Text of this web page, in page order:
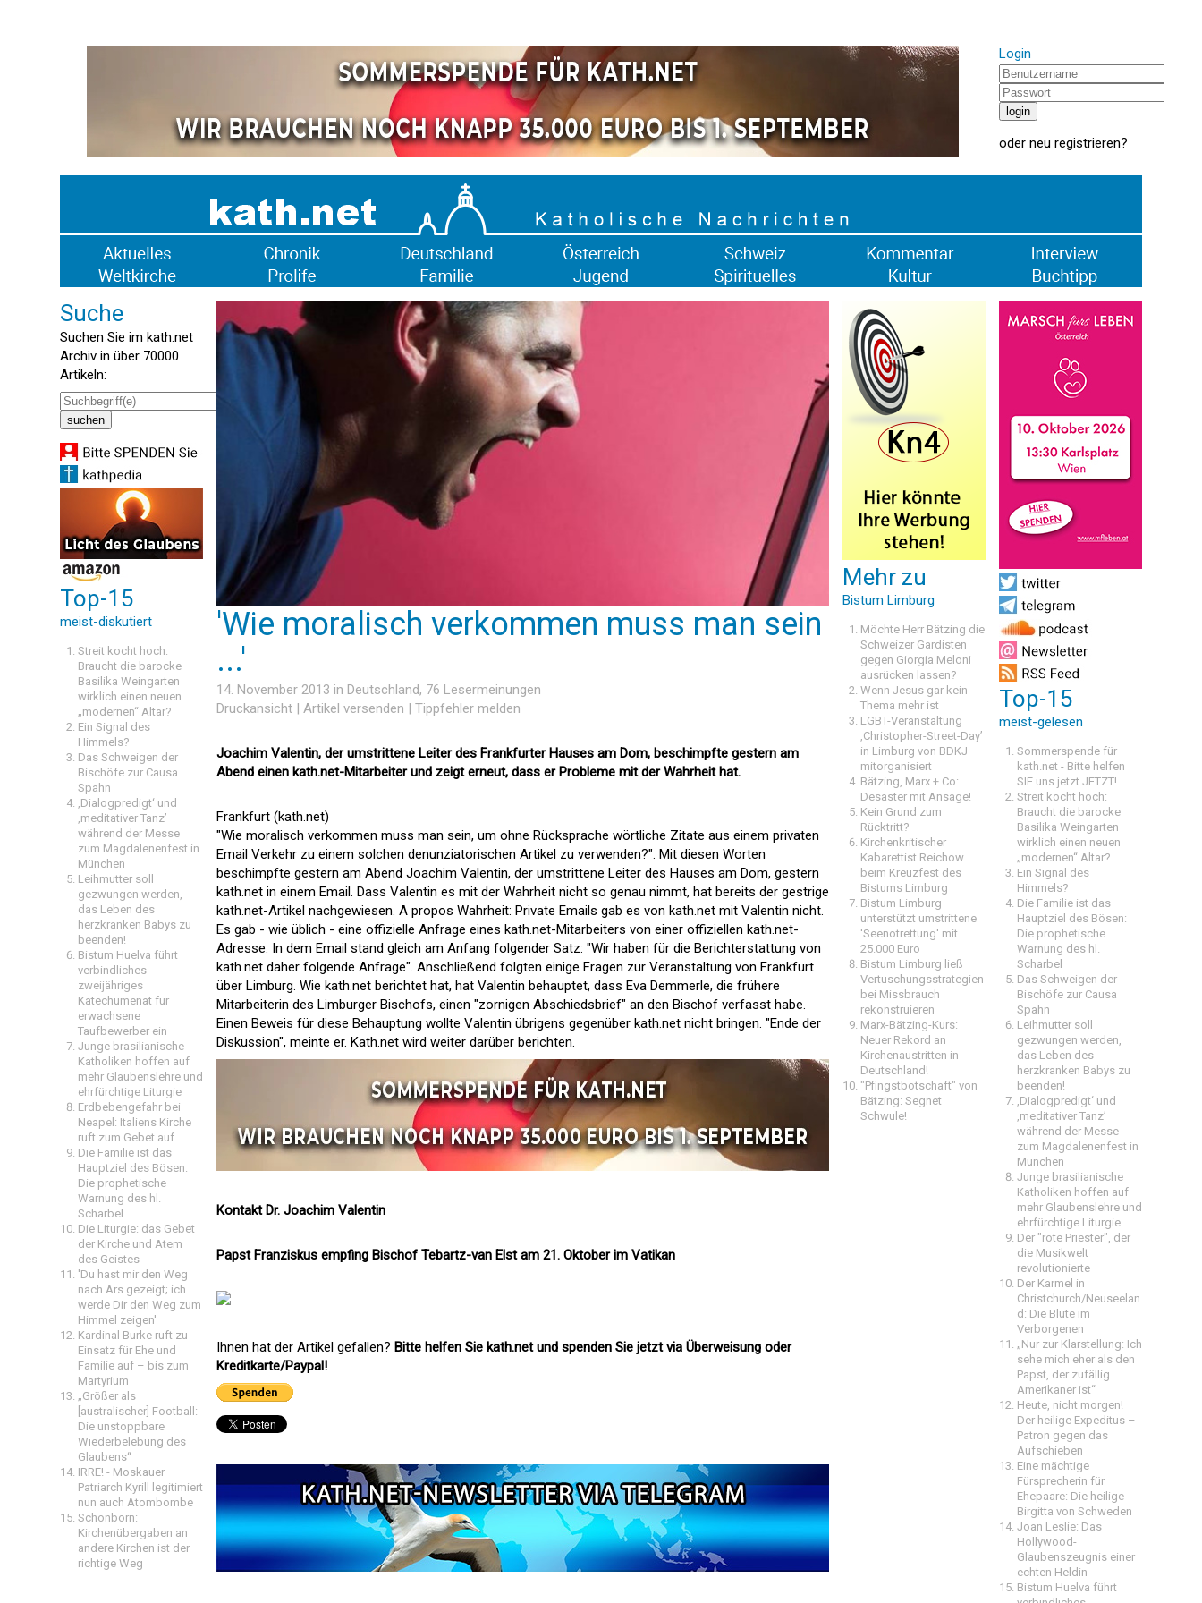
Login
oder neu registrieren?
Suche
Suchen Sie im kath.net
Archiv in über 70000
Artikeln:
Top-15
meist-diskutiert
Streit kocht hoch:
Braucht die barocke
Basilika Weingarten
wirklich einen neuen
„modernen“ Altar?
Ein Signal des
Himmels?
Das Schweigen der
Bischöfe zur Causa
Spahn
‚Dialogpredigt‘ und
‚meditativer Tanz’
während der Messe
zum Magdalenenfest in
München
Leihmutter soll
gezwungen werden,
das Leben des
herzkranken Babys zu
beenden!
Bistum Huelva führt
verbindliches
zweijähriges
Katechumenat für
erwachsene
Taufbewerber ein
Junge brasilianische
Katholiken hoffen auf
mehr Glaubenslehre und
ehrfürchtige Liturgie
Erdbebengefahr bei
Neapel: Italiens Kirche
ruft zum Gebet auf
Die Familie ist das
Hauptziel des Bösen:
Die prophetische
Warnung des hl.
Scharbel
Die Liturgie: das Gebet
der Kirche und Atem
des Geistes
'Du hast mir den Weg
nach Ars gezeigt; ich
werde Dir den Weg zum
Himmel zeigen'
Kardinal Burke ruft zu
Einsatz für Ehe und
Familie auf – bis zum
Martyrium
„Größer als
[australischer] Football:
Die unstoppbare
Wiederbelebung des
Glaubens“
IRRE! - Moskauer
Patriarch Kyrill legitimiert
nun auch Atombombe
Schönborn:
Kirchenübergaben an
andere Kirchen ist der
richtige Weg
'Wie moralisch verkommen muss man sein
...'
14. November 2013 in Deutschland, 76 Lesermeinungen
Druckansicht | Artikel versenden | Tippfehler melden
Joachim Valentin, der umstrittene Leiter des Frankfurter Hauses am Dom, beschimpfte gestern am
Abend einen kath.net-Mitarbeiter und zeigt erneut, dass er Probleme mit der Wahrheit hat.
Frankfurt (kath.net)
"Wie moralisch verkommen muss man sein, um ohne Rücksprache wörtliche Zitate aus einem privaten
Email Verkehr zu einem solchen denunziatorischen Artikel zu verwenden?". Mit diesen Worten
beschimpfte gestern am Abend Joachim Valentin, der umstrittene Leiter des Hauses am Dom, gestern
kath.net in einem Email. Dass Valentin es mit der Wahrheit nicht so genau nimmt, hat bereits der gestrige
kath.net-Artikel nachgewiesen. A propos Wahrheit: Private Emails gab es von kath.net mit Valentin nicht.
Es gab - wie üblich - eine offizielle Anfrage eines kath.net-Mitarbeiters von einer offiziellen kath.net-
Adresse. In dem Email stand gleich am Anfang folgender Satz: "Wir haben für die Berichterstattung von
kath.net daher folgende Anfrage". Anschließend folgten einige Fragen zur Veranstaltung von Frankfurt
über Limburg. Wie kath.net berichtet hat, hat Valentin behauptet, dass Eva Demmerle, die frühere
Mitarbeiterin des Limburger Bischofs, einen "zornigen Abschiedsbrief" an den Bischof verfasst habe.
Einen Beweis für diese Behauptung wollte Valentin übrigens gegenüber kath.net nicht bringen. "Ende der
Diskussion", meinte er. Kath.net wird weiter darüber berichten.
Kontakt Dr. Joachim Valentin
Papst Franziskus empfing Bischof Tebartz-van Elst am 21. Oktober im Vatikan
Ihnen hat der Artikel gefallen? Bitte helfen Sie kath.net und spenden Sie jetzt via Überweisung oder
Kreditkarte/Paypal!
Mehr zu
Bistum Limburg
Möchte Herr Bätzing die
Schweizer Gardisten
gegen Giorgia Meloni
ausrücken lassen?
Wenn Jesus gar kein
Thema mehr ist
LGBT-Veranstaltung
‚Christopher-Street-Day’
in Limburg von BDKJ
mitorganisiert
Bätzing, Marx + Co:
Desaster mit Ansage!
Kein Grund zum
Rücktritt?
Kirchenkritischer
Kabarettist Reichow
beim Kreuzfest des
Bistums Limburg
Bistum Limburg
unterstützt umstrittene
'Seenotrettung' mit
25.000 Euro
Bistum Limburg ließ
Vertuschungsstrategien
bei Missbrauch
rekonstruieren
Marx-Bätzing-Kurs:
Neuer Rekord an
Kirchenaustritten in
Deutschland!
"Pfingstbotschaft" von
Bätzing: Segnet
Schwule!
Top-15
meist-gelesen
Sommerspende für
kath.net - Bitte helfen
SIE uns jetzt JETZT!
Streit kocht hoch:
Braucht die barocke
Basilika Weingarten
wirklich einen neuen
„modernen“ Altar?
Ein Signal des
Himmels?
Die Familie ist das
Hauptziel des Bösen:
Die prophetische
Warnung des hl.
Scharbel
Das Schweigen der
Bischöfe zur Causa
Spahn
Leihmutter soll
gezwungen werden,
das Leben des
herzkranken Babys zu
beenden!
‚Dialogpredigt‘ und
‚meditativer Tanz’
während der Messe
zum Magdalenenfest in
München
Junge brasilianische
Katholiken hoffen auf
mehr Glaubenslehre und
ehrfürchtige Liturgie
Der "rote Priester", der
die Musikwelt
revolutionierte
Der Karmel in
Christchurch/Neuseelan
d: Die Blüte im
Verborgenen
„Nur zur Klarstellung: Ich
sehe mich eher als den
Papst, der zufällig
Amerikaner ist“
Heute, nicht morgen!
Der heilige Expeditus –
Patron gegen das
Aufschieben
Eine mächtige
Fürsprecherin für
Ehepaare: Die heilige
Birgitta von Schweden
Joan Leslie: Das
Hollywood-
Glaubenszeugnis einer
echten Heldin
Bistum Huelva führt